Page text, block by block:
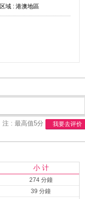
区域 : 港澳地區
注 : 最高值5分 我要去评价
小 计
274 分鐘
39 分鐘